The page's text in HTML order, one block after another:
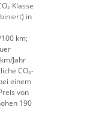
Klasse
in
km;
Jahr
CO₂-
einem
von
190